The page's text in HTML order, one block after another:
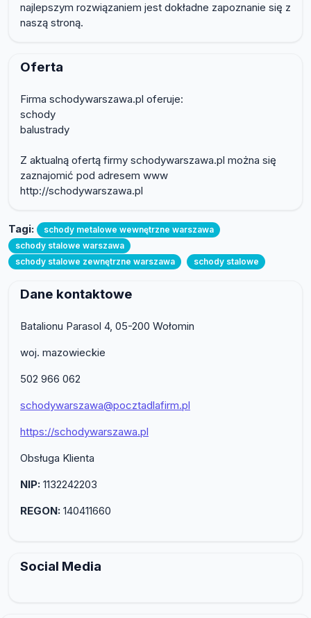
najlepszym rozwiązaniem jest dokładne zapoznanie się z
naszą stroną.
Oferta
Firma schodywarszawa.pl oferuje:
schody
balustrady
Z aktualną ofertą firmy schodywarszawa.pl można się
zaznajomić pod adresem www
http://schodywarszawa.pl
Tagi:
schody metalowe wewnętrzne warszawa
schody stalowe warszawa
schody stalowe zewnętrzne warszawa
schody stalowe
Dane kontaktowe
Batalionu Parasol 4, 05-200 Wołomin
woj. mazowieckie
502 966 062
schodywarszawa@pocztadlafirm.pl
https://schodywarszawa.pl
Obsługa Klienta
NIP: 1132242203
REGON: 140411660
Social Media